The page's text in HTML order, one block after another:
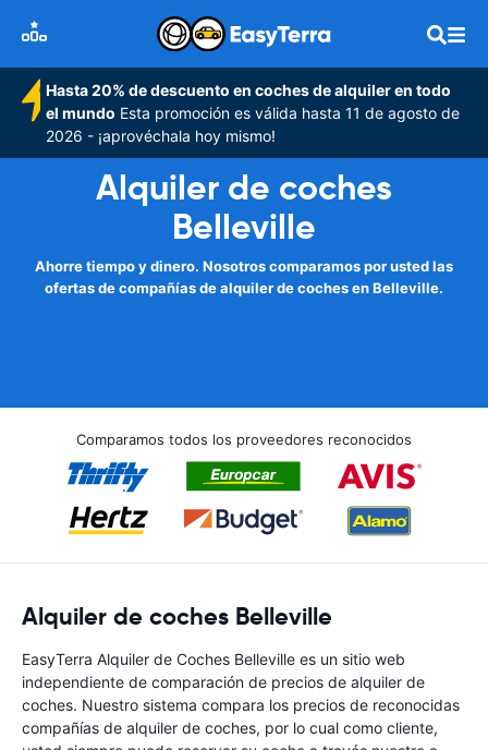
Hasta 20% de descuento en coches de alquiler en todo
el mundo Esta promoción es válida hasta 11 de agosto de
2026 - ¡aprovéchala hoy mismo!
Alquiler de coches
Belleville
Ahorre tiempo y dinero. Nosotros comparamos por usted las
ofertas de compañías de alquiler de coches en Belleville.
Comparamos todos los proveedores reconocidos
Alquiler de coches Belleville
EasyTerra Alquiler de Coches Belleville es un sitio web
independiente de comparación de precios de alquiler de
coches. Nuestro sistema compara los precios de reconocidas
compañías de alquiler de coches, por lo cual como cliente,